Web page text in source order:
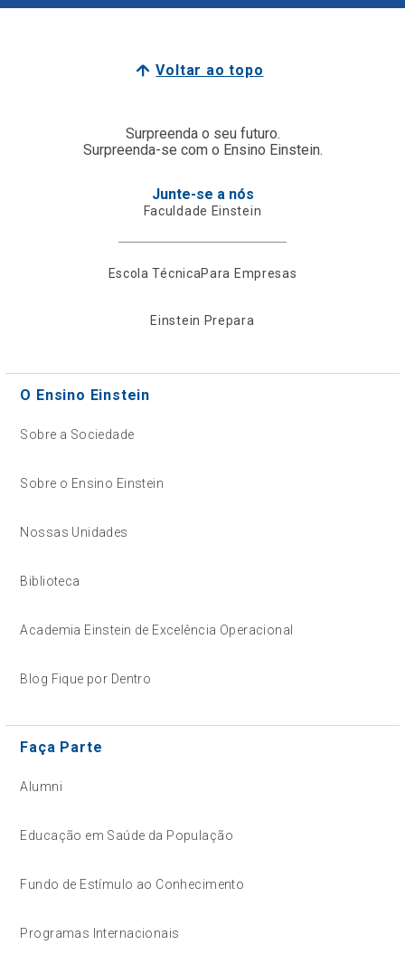
Voltar ao topo
Surpreenda o seu futuro.
Surpreenda-se com o Ensino Einstein.
Junte-se a nós
Faculdade Einstein
Escola TécnicaPara Empresas
Einstein Prepara
O Ensino Einstein
Sobre a Sociedade
Sobre o Ensino Einstein
Nossas Unidades
Biblioteca
Academia Einstein de Excelência Operacional
Blog Fique por Dentro
Faça Parte
Alumni
Educação em Saúde da População
Fundo de Estímulo ao Conhecimento
Programas Internacionais